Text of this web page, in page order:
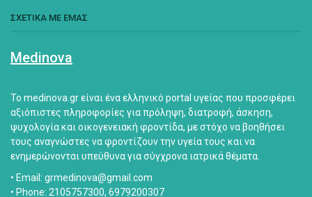
ΣΧΕΤΙΚΑ ΜΕ ΕΜΑΣ
Medinova
Το medinova.gr είναι ένα ελληνικό portal υγείας που προσφέρει
αξιόπιστες πληροφορίες για πρόληψη, διατροφή, άσκηση,
ψυχολογία και οικογενειακή φροντίδα, με στόχο να βοηθήσει
τους αναγνώστες να φροντίζουν την υγεία τους και να
ενημερώνονται υπεύθυνα για σύγχρονα ιατρικά θέματα.
• Email: grmedinova@gmail.com
• Phone: 2105757300, 6979200307